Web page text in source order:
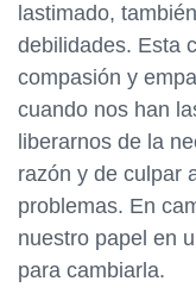
lastimado,
debilidades. Esta
compasión y
cuando nos han
liberarnos de la
razón y de culpar
problemas. En
nuestro papel en
para cambiarla.